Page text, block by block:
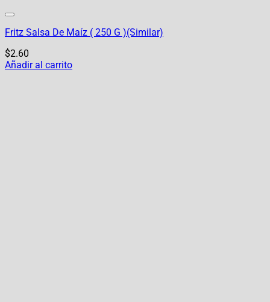
Fritz Salsa De Maíz ( 250 G )(Similar)
$2.60
Añadir al carrito